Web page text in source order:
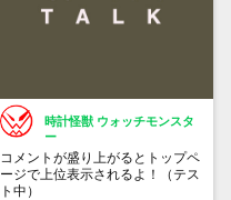
時計怪獣 ウォッチモンスタ
ー
コメントが盛り上がるとトップペ
ージで上位表示されるよ！（テス
ト中）